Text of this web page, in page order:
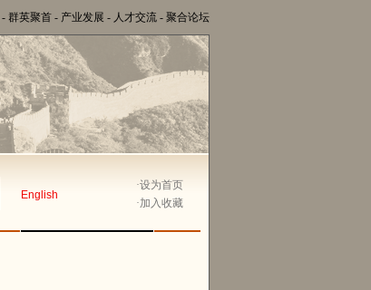
- 群英聚首 - 产业发展 - 人才交流 - 聚合论坛
English
·设为首页
·加入收藏